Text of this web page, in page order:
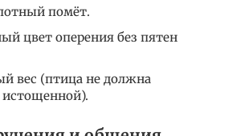
помёт.
цвет оперения без пятен
вес (птица не должна
истощенной).